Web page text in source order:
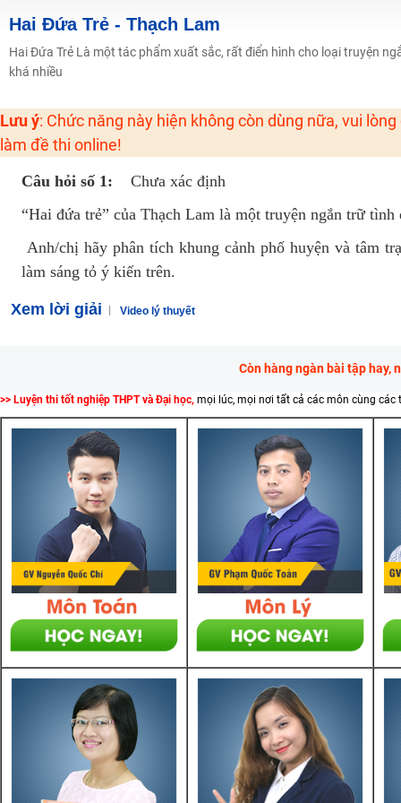
Học online lớp 2 với thầy cô giáo giỏi, nổi tiếng
2K6! Lộ Trình Sun 2024 - Ba bước luyện thi TN THPT - ĐH ít nhất 25 điểm
Hot! Lễ hội đồng giá 449K - 499K toàn bộ khoá học tại Tuyensinh247
Đồng giá khóa học 499K - 399K (13/11-15/11)
Khai giảng các khóa lớp 9 Toán - Lý - Hóa - Văn - Anh năm 2018
Khai giảng khóa Ngữ văn 7 - xây nền vững chắc cho tương lai!
Luyện thi vào lớp 10 môn Toán, Văn, Hóa, Anh, Lý với giáo viên giỏi và nổi
Hai Đứa Trẻ - Thạch Lam
Hai Đứa Trẻ Là một tác phẩm xuất sắc, rất điển hình cho loại truyện
khá nhiều
Lưu ý: Chức năng này hiện không còn dùng nữa, vui
làm đề thi online!
Câu hỏi số 1:
Chưa xác định
“Hai đứa trẻ” của Thạch Lam là một truyện ngắn trữ tình
Anh/chị hãy phân tích khung cảnh phố huyện và tâm
làm sáng tỏ ý kiến trên.
Xem lời giải Video lý thuyết
Còn hàng ngàn bài tập hay,
>> Luyện thi tốt nghiệp THPT và Đại học, mọi lúc, mọi nơi tất cả các môn cùng các